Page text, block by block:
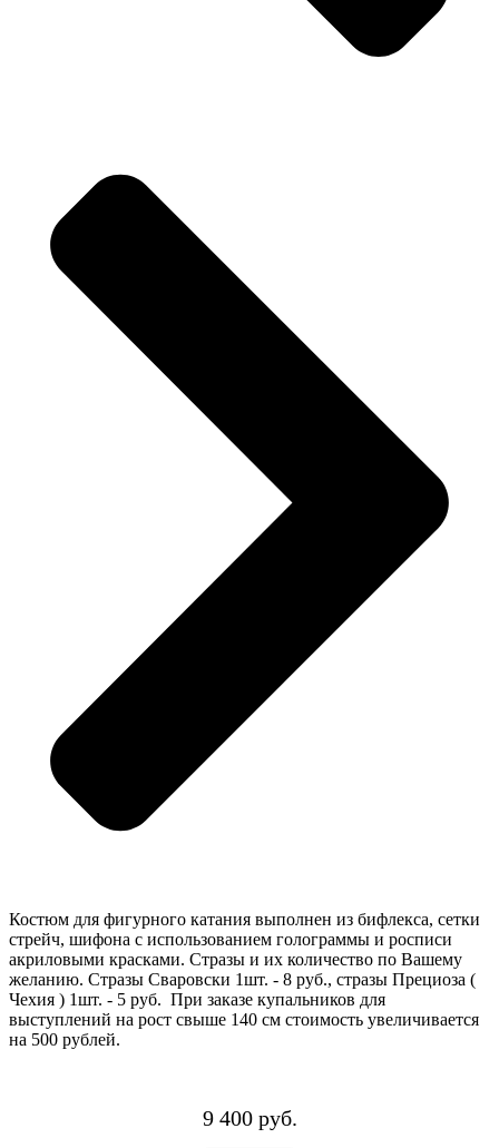
Костюм для фигурного катания выполнен из бифлекса, сетки
стрейч, шифона с использованием голограммы и росписи
акриловыми красками. Стразы и их количество по Вашему
желанию. Стразы Сваровски 1шт. - 8 руб., стразы Прециоза (
Чехия ) 1шт. - 5 руб. При заказе купальников для
выступлений на рост свыше 140 см стоимость увеличивается
на 500 рублей.
9 400 руб.